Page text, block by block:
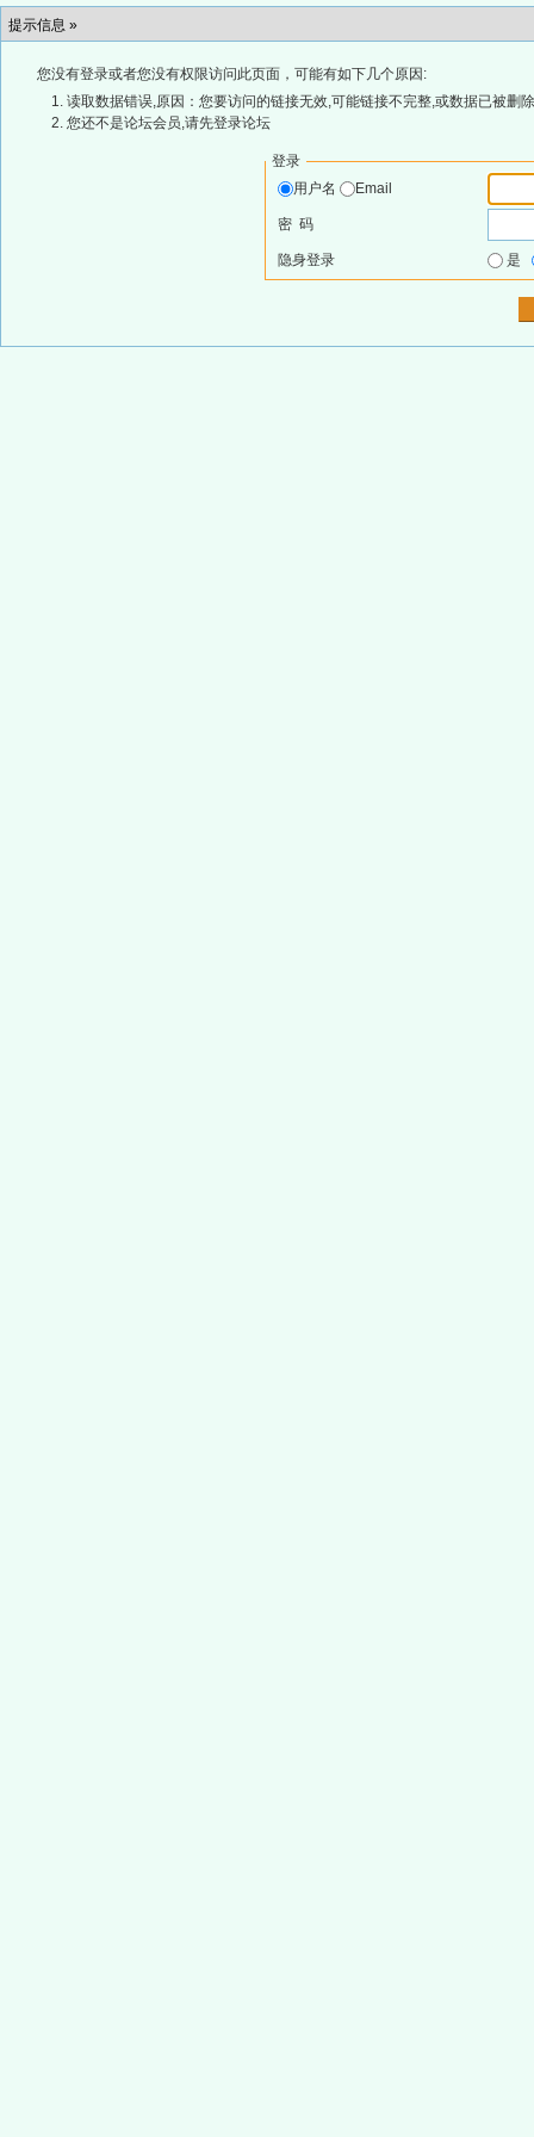
提示信息 »
您没有登录或者您没有权限访问此页面，可能有如下几个原因:
读取数据错误,原因：您要访问的链接无效,可能链接不完整,或数据已被删
您还不是论坛会员,请先登录论坛
登录
用户名
Email
密 码
隐身登录 是